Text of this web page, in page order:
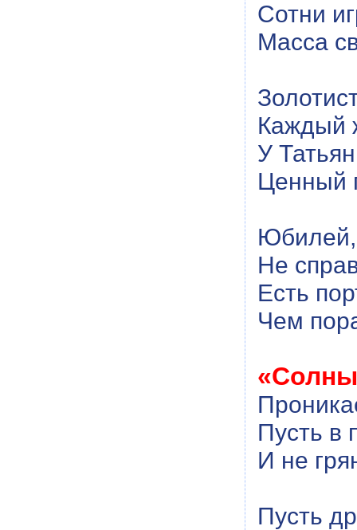
Сотни
Масса
Каждый
У
Ценный
Юбилей,
Не
Есть
Чем
Пусть в
И не
Пусть